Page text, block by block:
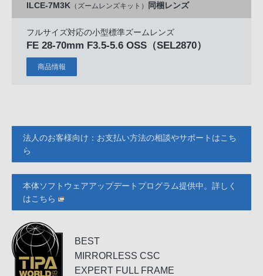
ILCE-7M3K （ズームレンズキット） 同梱レンズ
フルサイズ対応の小型標準ズームレンズ
FE 28-70mm F3.5-5.6 OSS （SEL2870）
商品情報
法人のお客様向け：お支払い方法の相談やサポートはこち
ら
本体ソフトウェアアップデートプログラム提供中。詳しく
はこちら
BEST
MIRRORLESS CSC
EXPERT FULL FRAME